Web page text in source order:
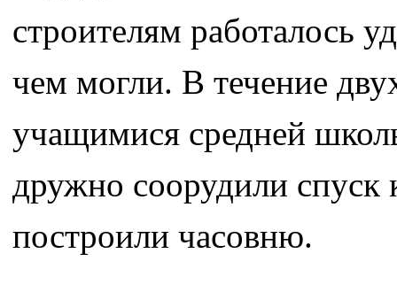
строителям работалось
чем могли. В течение
учащимися средней
дружно соорудили
построили часовню.